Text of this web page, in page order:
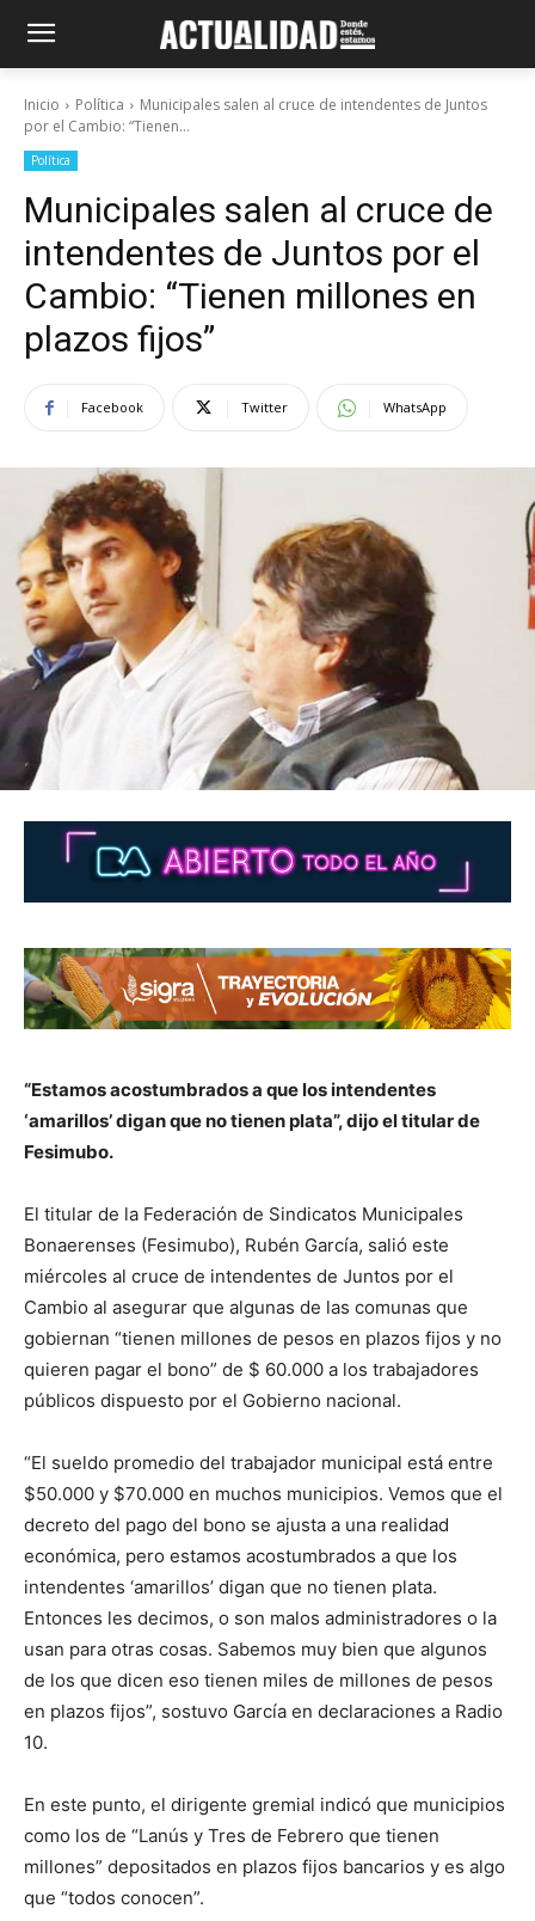
Inicio Política
Municipales salen al cruce de intendentes de Juntos
por el Cambio: “Tienen...
Política
Municipales salen al cruce de
intendentes de Juntos por el
Cambio: “Tienen millones en
plazos fijos”
Facebook Twitter WhatsApp
“Estamos acostumbrados a que los intendentes
‘amarillos’ digan que no tienen plata”, dijo el titular de
Fesimubo.
El titular de la Federación de Sindicatos Municipales
Bonaerenses (Fesimubo), Rubén García, salió este
miércoles al cruce de intendentes de Juntos por el
Cambio al asegurar que algunas de las comunas que
gobiernan “tienen millones de pesos en plazos fijos y no
quieren pagar el bono” de $ 60.000 a los trabajadores
públicos dispuesto por el Gobierno nacional.
“El sueldo promedio del trabajador municipal está entre
$50.000 y $70.000 en muchos municipios. Vemos que el
decreto del pago del bono se ajusta a una realidad
económica, pero estamos acostumbrados a que los
intendentes ‘amarillos’ digan que no tienen plata.
Entonces les decimos, o son malos administradores o la
usan para otras cosas. Sabemos muy bien que algunos
de los que dicen eso tienen miles de millones de pesos
en plazos fijos”, sostuvo García en declaraciones a Radio
10.
En este punto, el dirigente gremial indicó que municipios
como los de “Lanús y Tres de Febrero que tienen
millones” depositados en plazos fijos bancarios y es algo
que “todos conocen”.